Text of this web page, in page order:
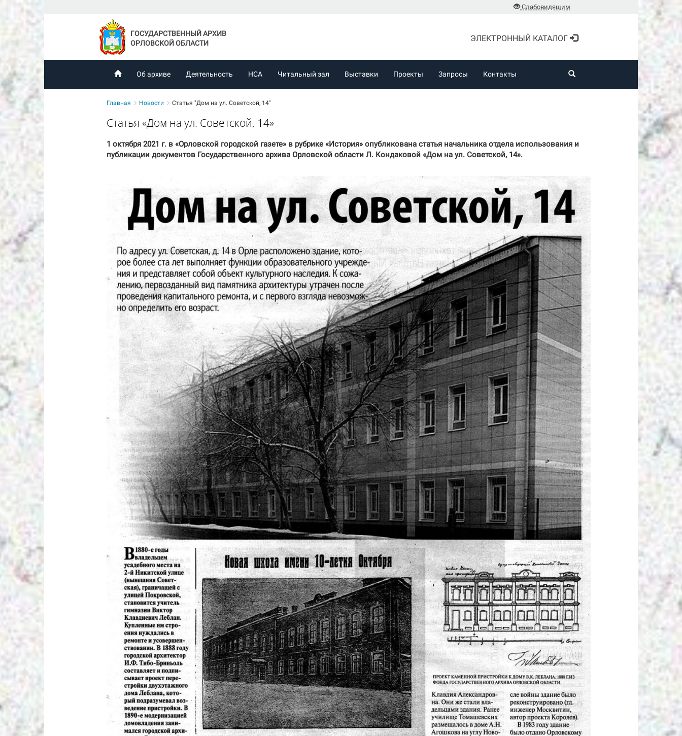
Слабовидящим
ГОСУДАРСТВЕННЫЙ АРХИВ
ОРЛОВСКОЙ ОБЛАСТИ
ЭЛЕКТРОННЫЙ КАТАЛОГ
Об архиве Деятельность НСА Читальный зал Выставки Проекты Запросы Контакты
Главная Новости Статья "Дом на ул. Советской, 14"
Статья «Дом на ул. Советской, 14»
1 октября 2021 г. в «Орловской городской газете» в рубрике «История» опубликована статья начальника отдела использования и
публикации документов Государственного архива Орловской области Л. Кондаковой «Дом на ул. Советской, 14».